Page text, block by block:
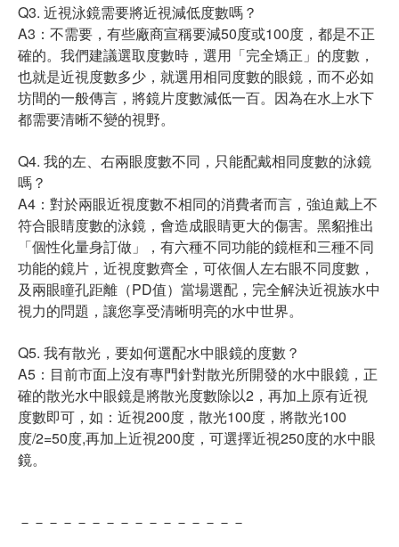
Q3. 近視泳鏡需要將近視減低度數嗎？
A3：不需要，有些廠商宣稱要減50度或100度，都是不正
確的。我們建議選取度數時，選用「完全矯正」的度數，
也就是近視度數多少，就選用相同度數的眼鏡，而不必如
坊間的一般傳言，將鏡片度數減低一百。因為在水上水下
都需要清晰不變的視野。
Q4. 我的左、右兩眼度數不同，只能配戴相同度數的泳鏡
嗎？
A4：對於兩眼近視度數不相同的消費者而言，強迫戴上不
符合眼睛度數的泳鏡，會造成眼睛更大的傷害。黑貂推出
「個性化量身訂做」，有六種不同功能的鏡框和三種不同
功能的鏡片，近視度數齊全，可依個人左右眼不同度數，
及兩眼瞳孔距離（PD值）當場選配，完全解決近視族水中
視力的問題，讓您享受清晰明亮的水中世界。
Q5. 我有散光，要如何選配水中眼鏡的度數？
A5：目前市面上沒有專門針對散光所開發的水中眼鏡，正
確的散光水中眼鏡是將散光度數除以2，再加上原有近視
度數即可，如：近視200度，散光100度，將散光100
度/2=50度,再加上近視200度，可選擇近視250度的水中眼
鏡。
－－－－－－－－－－－－－－－－